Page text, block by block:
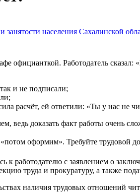
официанткой. Работодатель
и не подписали;
расчёт, ей ответили: «Ты у нас не
ведь доказать факт работы очень
«потом оформим». Требуйте трудовой
к работодателю с заявлением о
труда и прокуратуру, а также
наличия трудовых отношений